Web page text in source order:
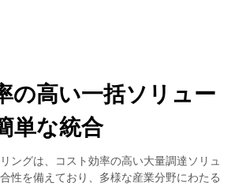
の高い一括ソリュー
単な統合
ングは、コスト効率の高い大量調達ソリュ
性を備えており、多様な産業分野にわたる